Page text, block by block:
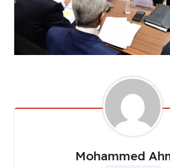
Mohammed